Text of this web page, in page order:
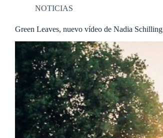
NOTICIAS
Green Leaves, nuevo vídeo de Nadia Schilling